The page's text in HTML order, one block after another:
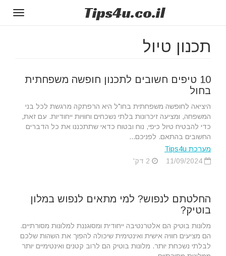
Tips4u.co.il
תכנון טיול
10 טיפים חשובים לתכנון חופשה משפחתית
בחול
היציאה לחופשה משפחתית בחו"ל היא הרפתקה מרגשת לכל בני
המשפחה, ומציעה זיכרונות בלתי נשכחים וחוויות ייחודיות. עם זאת,
כדי להבטיח טיול כיפי, נוח ובטוח כדאי שתתכננו את כל הדברים
החשובים בהתאם. לפניכם...
מערכת Tips4u
החלטתם לנפוש? למי מתאים לנפוש במלון
בוטיק?
מלונות בוטיק הם אלטרנטיבה ייחודית ומסוגננת למלונות מסורתיים.
הם מציעים חוויה אישית ואינטימית שיכולה להפוך את השהות שלכם
לבלתי נשכחת יותר. מלונות בוטיק הם לרוב קטנים ואינטימיים יותר